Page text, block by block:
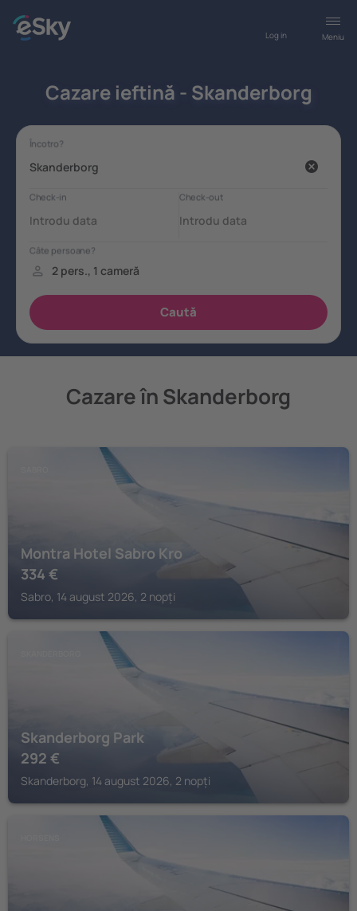
Meniu
Log in
Cazare ieftină - Skanderborg
Cazare în Skanderborg
Montra Hotel Sabro Kro
334 €
Sabro, 14 august 2026, 2 nopți
Skanderborg Park
292 €
Skanderborg, 14 august 2026, 2 nopți